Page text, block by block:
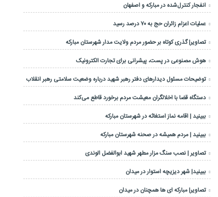
انفجار کنترل‌شده در مبارکه و اصفهان
عملیات اعزام زائران حج به ۷۰ درصد رسید
تصاویر| گذری کوتاه بر حضور مردم ولایت مدار شهرستان مبارکه
هوش مصنوعی در پست، پیشرانی برای تجارت الکترونیک
توضیحات مسئول دیدارهای دفتر رهبر شهید درباره وضعیت سلامتی رهبر انقلاب
دستگاه قضا با اخلالگران معیشت مردم برخورد قاطع می‌کند
ببینید | اقامه نماز استغاثه در شهرستان مبارکه
ببینید | مردم همیشه در صحنه شهرستان مبارکه
تصاویر | نصب سنگ مزار مطهر شهید ابوالفضل الوندی
ببینید| شهر دیزیچه استوار در میدان
تصاویر| مبارکه ای ها همچنان در میدان